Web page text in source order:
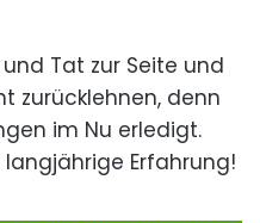
Tat zur Seite und
zurücklehnen, denn
im Nu erledigt.
Erfahrung!